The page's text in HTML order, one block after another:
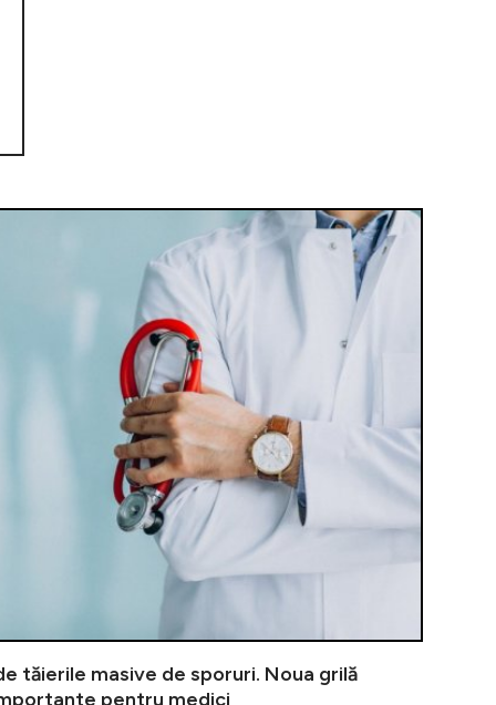
Electrica
tăierile masive de sporuri. Noua grilă
pentru medici